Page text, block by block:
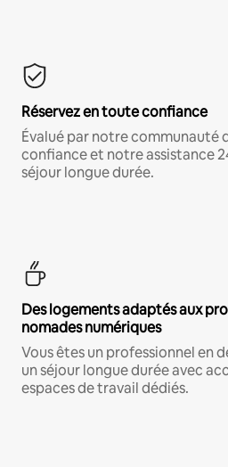
Réservez en toute confiance
Évalué par notre communauté
confiance et notre assistance
séjour longue durée.
Des logements adaptés aux
nomades numériques
Vous êtes un professionnel en
un séjour longue durée avec
espaces de travail dédiés.